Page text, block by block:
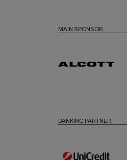
MAIN SPONSOR
BANKING PARTNER